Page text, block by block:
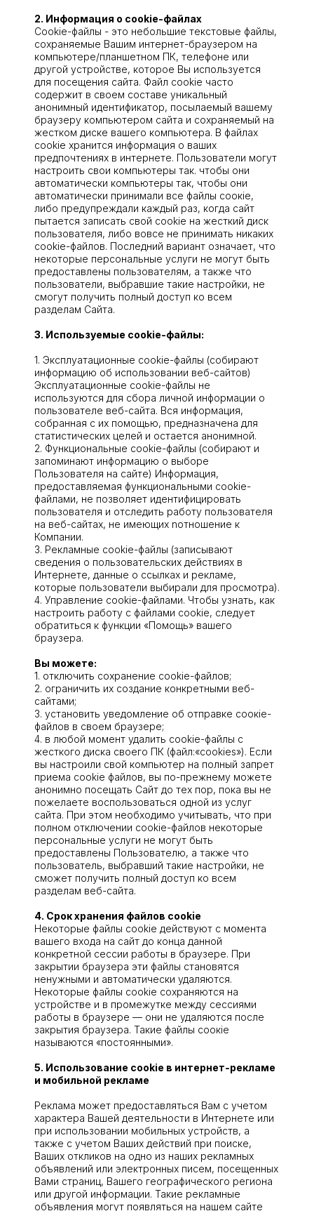
2. Информация о сооkіе-файлах
Cookie-файлы - это небольшие текстовые файлы,
сохраняемые Вашим интернет-браузером на
компьютере/планшетном ПК, телефоне или
другой устройстве, которое Вы используется
для посещения сайта. Файл сооkіе часто
содержит в своем составе уникальный
анонимный идентификатор, посылаемый вашему
браузеру компьютером сайта и сохраняемый на
жестком диске вашего компьютера. В файлах
сооkіе хранится информация о ваших
предпочтениях в интернете. Пользователи могут
настроить свои компьютеры так. чтобы они
автоматически компьютеры так, чтобы они
автоматически принимали все файлы соокіе,
либо предупреждали каждый раз, когда сайт
пытается записать свой cookie на жесткий диск
пользователя, либо вовсе не принимать никаких
cookie-файлов. Последний вариант означает, что
некоторые персональные услуги не могут быть
предоставлены пользователям, а также что
пользователи, выбравшие такие настройки, не
смогут получить полный доступ ко всем
разделам Сайта.
3. Используемые сооkіе-файлы:
1. Эксплуатационные сооkiе-файлы (собирают
информацию об использовании веб-сайтов)
Эксплуатационные cookie-файлы не
используются для сбора личной информации о
пользователе веб-сайта. Вся информация,
собранная с их помощью, предназначена для
статистических целей и остается анонимной.
2. Функциональные cookie-файлы (собирают и
запоминают информацию о выборе
Пользователя на сайте) Информация,
предоставляемая функциональными cookie-
файлами, не позволяет идентифицировать
пользователя и отследить работу пользователя
на веб-сайтах, не имеющих nотношение к
Компании.
3. Рекламные cookie-файлы (записывают
сведения о пользовательских действиях в
Интернете, данные о ссылках и рекламе,
которые пользователи выбирали для просмотра).
4. Управление сооkіе-файлами. Чтобы узнать, как
настроить работу с файлами сооkіе, следует
обратиться к функции «Помощь» вашего
браузера.
Вы можете:
1. отключить сохранение cookie-файлов;
2. ограничить их создание конкретными веб-
сайтами;
3. установить уведомление об отправке соокіе-
файлов в своем браузере;
4. в любой момент удалить сооkіе-файлы с
жесткого диска своего ПК (файл:«cookies»). Если
вы настроили свой компьютер на полный запрет
приема сооkіе файлов, вы по-прежнему можете
анонимно посещать Сайт до тех пор, пока вы не
пожелаете воспользоваться одной из услуг
сайта. При этом необходимо учитывать, что при
полном отключении cookie-файлов некоторые
персональные услуги не могут быть
предоставлены Пользователю, а также что
пользователь, выбравший такие настройки, не
сможет получить полный доступ ко всем
разделам веб-сайта.
4. Срок хранения файлов cookie
Некоторые файлы сооkіе действуют с момента
вашего входа на сайт до конца данной
конкретной сессии работы в браузере. При
закрытии браузера эти файлы становятся
ненужными и автоматически удаляются.
Некоторые файлы сооkіе сохраняются на
устройстве и в промежутке между сессиями
работы в браузере — они не удаляются после
закрытия браузера. Такие файлы соокіе
называются «постоянными».
5. Использование сооkіe в интернет-рекламе
и мобильной рекламе
Реклама может предоставляться Вам с учетом
характера Вашей деятельности в Интернете или
при использовании мобильных устройств, а
также с учетом Ваших действий при поиске,
Ваших откликов на одно из наших рекламных
объявлений или электронных писем, посещенных
Вами страниц, Вашего географического региона
или другой информации. Такие рекламные
объявления могут появляться на нашем сайте